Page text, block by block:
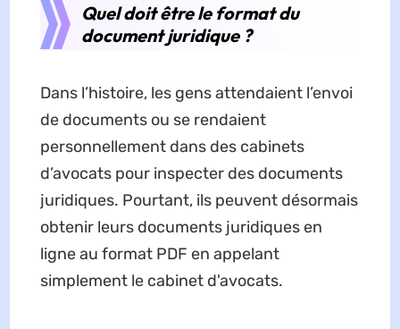
Quel doit être le format du
document juridique ?
Dans l’histoire, les gens attendaient l’envoi
de documents ou se rendaient
personnellement dans des cabinets
d’avocats pour inspecter des documents
juridiques. Pourtant, ils peuvent désormais
obtenir leurs documents juridiques en
ligne au format PDF en appelant
simplement le cabinet d'avocats.